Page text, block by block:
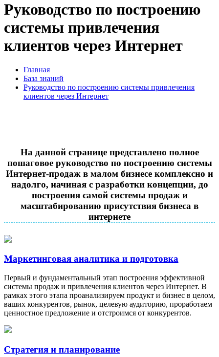
Руководство по построению
системы привлечения
клиентов через Интернет
Главная
База знаний
Руководство по построению системы привлечения
клиентов через Интернет
На данной странице представлено полное
пошаговое руководство по построению системы
Интернет-продаж в малом бизнесе комплексно и
надолго, начиная с разработки концепции, до
построения самой системы продаж и
масштабированию присутствия бизнеса в
интернете
Маркетинговая аналитика и подготовка
Первый и фундаментальный этап построения эффективной
системы продаж и привлечения клиентов через Интернет. В
рамках этого этапа проанализируем продукт и бизнес в целом,
ваших конкурентов, рынок, целевую аудиторию, проработаем
ценностное предложение и отстроимся от конкурентов.
Стратегия и планирование